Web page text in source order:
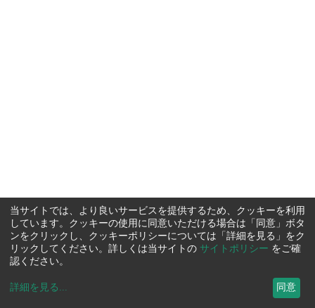
当サイトでは、より良いサービスを提供するため、クッキーを利用
しています。クッキーの使用に同意いただける場合は「同意」ボタ
ンをクリックし、クッキーポリシーについては「詳細を見る」をク
リックしてください。詳しくは当サイトの サイトポリシー をご確
認ください。
詳細を見る ... 同意